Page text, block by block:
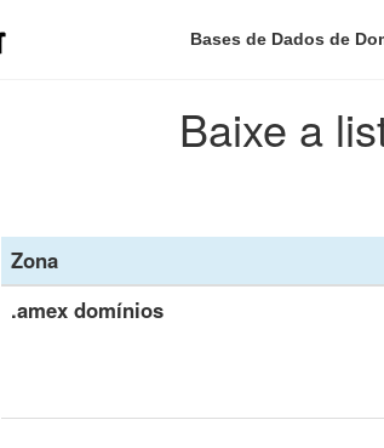
Bases de Dados de
Baixe a
Zona
.amex domínios